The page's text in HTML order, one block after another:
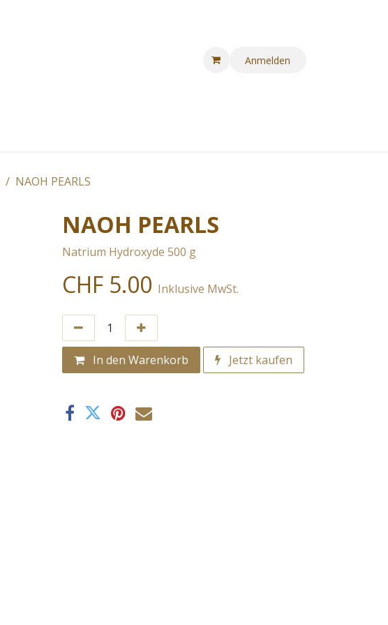
Anmelden
NAOH PEARLS
NAOH PEARLS
Natrium Hydroxyde 500 g
CHF 5.00 Inklusive MwSt.
In den Warenkorb Jetzt kaufen